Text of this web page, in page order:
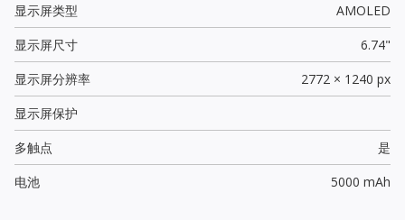
显示屏类型
AMOLED
显示屏尺寸
6.74"
显示屏分辨率
2772 × 1240 px
显示屏保护
多触点
是
电池
5000 mAh